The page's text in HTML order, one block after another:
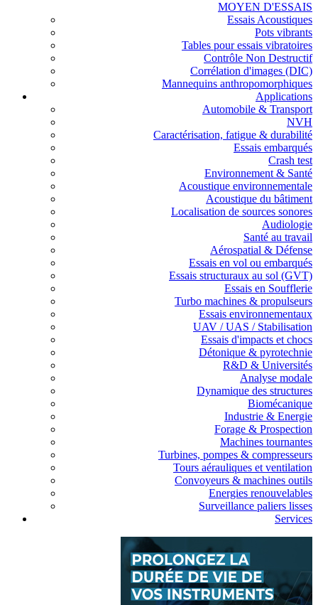
MOYEN D'ESSAIS
Essais Acoustiques
Pots vibrants
Tables pour essais vibratoires
Contrôle Non Destructif
Corrélation d'images (DIC)
Mannequins anthropomorphiques
Applications
Automobile & Transport
NVH
Caractérisation, fatigue & durabilité
Essais embarqués
Crash test
Environnement & Santé
Acoustique environnementale
Acoustique du bâtiment
Localisation de sources sonores
Audiologie
Santé au travail
Aérospatial & Défense
Essais en vol ou embarqués
Essais structuraux au sol (GVT)
Essais en Soufflerie
Turbo machines & propulseurs
Essais environnementaux
UAV / UAS / Stabilisation
Essais d'impacts et chocs
Détonique & pyrotechnie
R&D & Universités
Analyse modale
Dynamique des structures
Biomécanique
Industrie & Energie
Forage & Prospection
Machines tournantes
Turbines, pompes & compresseurs
Tours aérauliques et ventilation
Convoyeurs & machines outils
Energies renouvelables
Surveillance paliers lisses
Services